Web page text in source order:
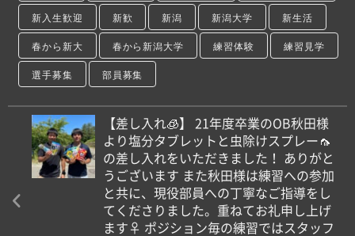
新入生歓迎 新歓 新潟 新潟大学 新生活
春から新大 春から新潟大学 練習体験 練習見学
選手募集 部員募集
【差し入れ🧊】 21年度卒業のOB秋田様
より塩分タブレットと虫除けスプレー🦟
の差し入れをいただきました！ ありがと
うございます️ また秋田様は練習への参加
と共に、現役部員への丁寧なご指導をし
てくださりました。重ねてお礼申し上げ
ます‍♀️ ポジション毎の練習ではスタッフ